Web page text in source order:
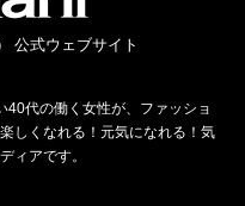
公式ウェブサイト
代の働く女性が、ファッショ
しくなれる！元気になれる！気
ィアです。